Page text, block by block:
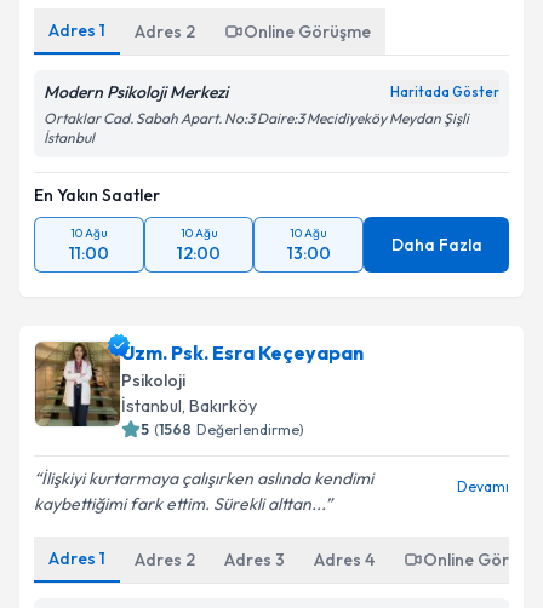
Adres 1 Adres 2 Online Görüşme
Modern Psikoloji Merkezi Haritada Göster
Ortaklar Cad. Sabah Apart. No:3 Daire:3 Mecidiyeköy Meydan Şişli
İstanbul
En Yakın Saatler
10 Ağu
11:00
10 Ağu
12:00
10 Ağu
13:00 Daha Fazla
Uzm. Psk. Esra Keçeyapan
Psikoloji
İstanbul, Bakırköy
5 (1568 Değerlendirme)
İlişkiyi kurtarmaya çalışırken aslında kendimi
kaybettiğimi fark ettim. Sürekli alttan...
Devamı
Adres 1 Adres 2 Adres 3 Adres 4 Online